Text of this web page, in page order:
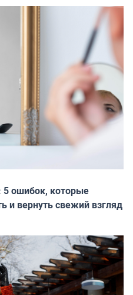
5 ошибок, которые
и вернуть свежий взгляд